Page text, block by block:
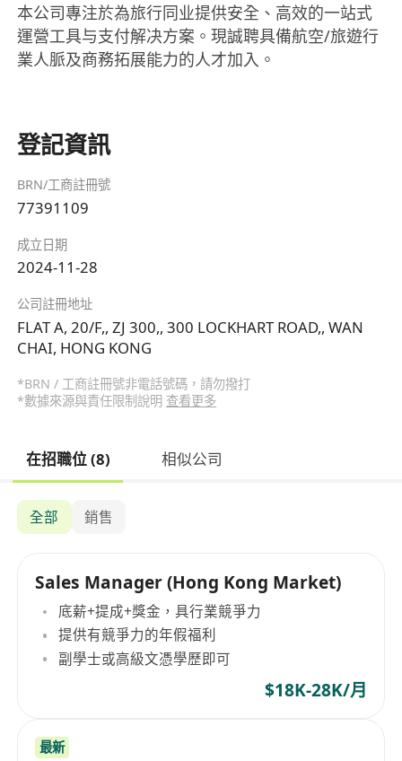
本公司專注於為旅行同业提供安全、高效的一站式
運營工具与支付解决方案。現誠聘具備航空/旅遊行
業人脈及商務拓展能力的人才加入。
登記資訊
BRN/工商註冊號
77391109
成立日期
2024-11-28
公司註冊地址
FLAT A, 20/F,, ZJ 300,, 300 LOCKHART ROAD,, WAN
CHAI, HONG KONG
*BRN / 工商註冊號非電話號碼，請勿撥打
*數據來源與責任限制說明 查看更多
在招職位 (8) 相似公司
全部 銷售
Sales Manager (Hong Kong Market)
底薪+提成+獎金，具行業競爭力
提供有競爭力的年假福利
副學士或高級文憑學歷即可
$18K-28K/月
最新